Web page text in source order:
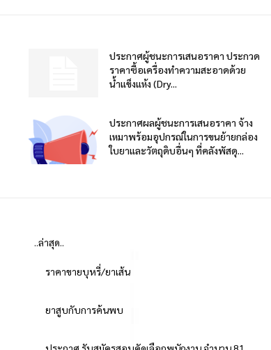
ประกาศผู้ชนะการเสนอราคา ประกวด
ราคาซื้อเครื่องทำความสะอาดด้วย
น้ำแข็งแห้ง (Dry...
ประกาศผลผู้ชนะการเสนอราคา จ้าง
เหมาพร้อมอุปกรณ์ในการขนย้ายกล่อง
ใบยาและวัตถุดิบอื่นๆ ที่คลังพัสดุ...
..ล่าสุด..
ราคาขายบุหรี่/ยาเส้น
ยาสูบกับการค้นพบ